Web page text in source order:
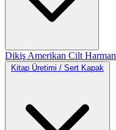
Dikiş Amerikan Cilt Harman
Kitap Üretimi / Sert Kapak